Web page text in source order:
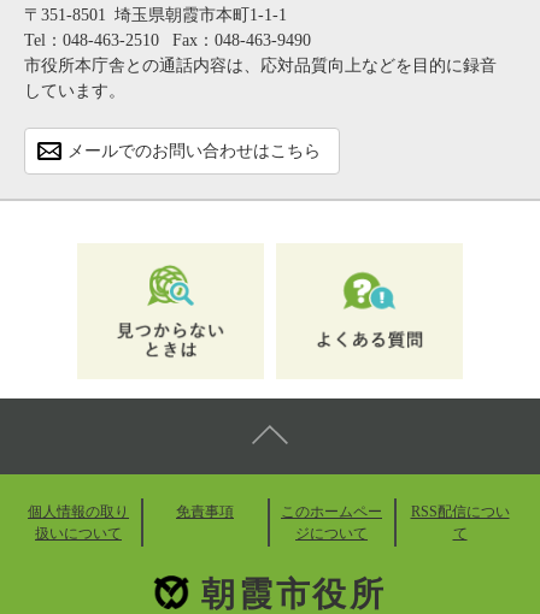
〒351-8501
埼玉県朝霞市本町1-1-1
Tel：048-463-2510
Fax：048-463-9490
市役所本庁舎との通話内容は、応対品質向上などを目的に録音
しています。
メールでのお問い合わせはこちら
個人情報の取り
扱いについて
免責事項
このホームペー
ジについて
RSS配信につい
て
朝霞市役所